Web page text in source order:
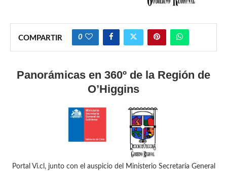
COMPARTIR 0
Panorámicas en 360º de la Región de
O’Higgins
Portal Vi.cl, junto con el auspicio del Ministerio Secretaría General